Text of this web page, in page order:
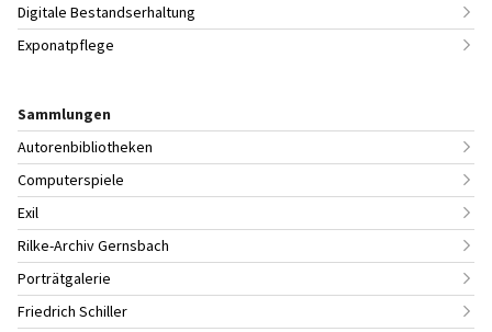
Digitale Bestandserhaltung
Exponatpflege
Sammlungen
Autorenbibliotheken
Computerspiele
Exil
Rilke-Archiv Gernsbach
Porträtgalerie
Friedrich Schiller